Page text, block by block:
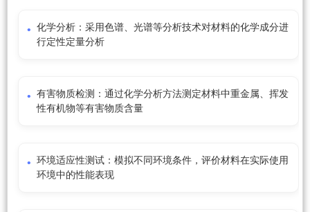
化学分析：采用色谱、光谱等分析技术对材料的化学成分进
行定性定量分析
有害物质检测：通过化学分析方法测定材料中重金属、挥发
性有机物等有害物质含量
环境适应性测试：模拟不同环境条件，评价材料在实际使用
环境中的性能表现